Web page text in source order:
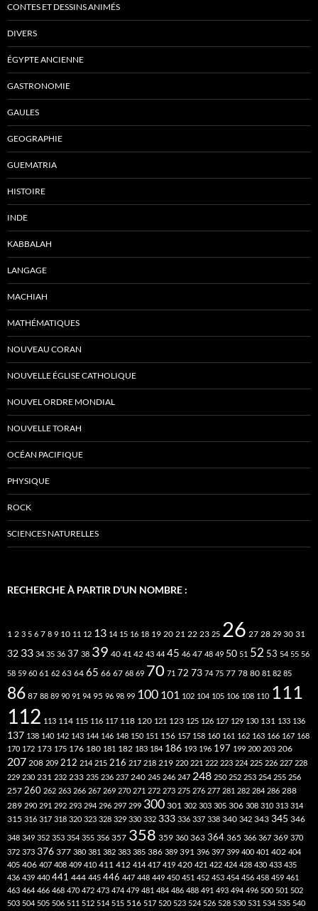
CONTES ET DESSINS ANIMÉS
DIVERS
ÉGYPTE ANCIENNE
GASTRONOMIE
GAULES
GEOGRAPHIE
GUEMATRIA
HISTOIRE
INDE
KABBALAH
LANGAGE
MACHIAH
MATHÉMATIQUES
NOUVEAU CORAN
NOUVELLE ÉGLISE CATHOLIQUE
NOUVEL ORDRE MONDIAL
NOUVELLE TORAH
OCÉAN PACIFIQUE
PHYSIQUE
ROCK
SCIENCES NATURELLES
RECHERCHE À PARTIR D’UN NOMBRE :
1 2 3 5 6 7 8 9 10 11 12 13 14 15 16 18 19 20 21 22 23 25 26 27 28 29 30 31
32 33 34 35 36 37 38 39 40 41 42 43 44 45 46 47 48 49 50 51 52 53 54 55 56
58 59 60 61 62 63 64 65 66 67 68 69 70 71 72 73 74 75 77 78 80 81 82 85
86 87 88 89 90 91 94 95 96 98 99 100 101 102 104 105 106 108 110 111
112 113 114 115 116 117 118 120 121 123 125 126 127 129 130 131 133 136
137 138 140 142 143 144 146 148 150 151 156 157 158 160 161 162 163 166 167 168
170 172 173 175 176 180 181 182 183 184 186 193 196 197 199 200 203 206
207 208 209 212 214 215 216 217 218 219 220 221 222 223 224 225 226 227 228
229 230 231 232 233 235 236 237 240 245 246 247 248 250 252 253 254 255 256
257 260 262 263 266 267 269 270 271 272 273 275 276 277 281 282 284 286 288
289 290 291 292 293 294 296 297 299 300 301 302 303 305 306 308 310 313 314
315 316 317 318 320 323 328 329 330 332 333 336 337 338 340 342 343 345 346
348 349 352 353 354 355 356 357 358 359 360 363 364 365 366 367 369 370
372 373 376 377 380 381 382 383 385 386 389 391 396 397 399 400 401 402 404
405 406 407 408 409 410 411 412 414 417 419 420 421 422 424 428 430 433 435
436 439 440 441 444 445 446 447 448 449 450 451 452 453 454 456 458 459 461
463 464 466 468 470 472 473 474 479 481 484 486 488 491 493 494 496 500 501 502
503 504 505 506 511 512 514 515 516 517 520 523 524 526 528 530 531 534 535 540